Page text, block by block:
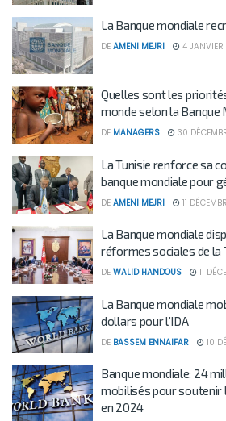
La Banque mondiale
DE AMENI MEJRI 4
Quelles sont les
monde selon la Banque
DE MANAGERS 30
La Tunisie renforce sa
banque mondiale pour
DE AMENI MEJRI 11
La Banque mondiale
réformes sociales de la
DE WALID HANDOUS 11
La Banque mondiale
dollars pour l’IDA
DE BASSEM ENNAIFAR 10
Banque mondiale: 24
mobilisés pour soutenir
en 2024